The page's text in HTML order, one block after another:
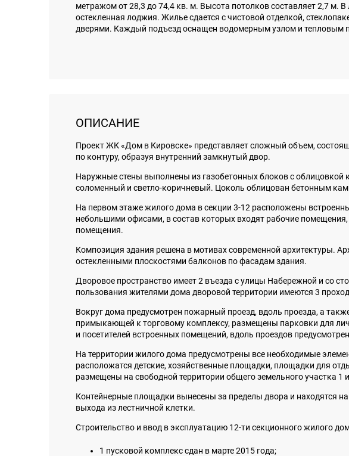
метражом от 28,3 до 74,4 кв. м. Высота потолков составляет 2,7 м.
остекленная лоджия. Жилье сдается с чистовой отделкой,
дверями. Каждый подъезд оснащен водомерным узлом и тепловым
ОПИСАНИЕ
Проект ЖК «Дом в Кировске» представляет сложный объем,
по контуру, образуя внутренний замкнутый двор.
Наружные стены выполнены из газобетонных блоков с
соломенный и светло-коричневый. Цоколь облицован бетонным
На первом этаже жилого дома в секции 3-12 расположены
небольшими офисами, в состав которых входят рабочие
помещения.
Композиция здания решена в мотивах современной архитектуры.
остекленными плоскостями балконов по фасадам здания.
Дворовое пространство имеет 2 въезда с улицы Набережной и со
пользования жителями дома дворовой территории имеются 3
Вокруг дома предусмотрен пожарный проезд, вдоль проезда, а
примыкающей к торговому комплексу, размещены парковки для
и посетителей встроенных помещений, вдоль проездов
На территории жилого дома предусмотрены все необходимые
расположатся детские, хозяйственные площадки, площадки для
размещены на свободной территории общего земельного участка 1
Контейнерные площадки вынесены за пределы двора и находятся
выхода из лестничной клетки.
Строительство и ввод в эксплуатацию 12-ти секционного жилого
1 пусковой комплекс сдан в марте 2015 года;